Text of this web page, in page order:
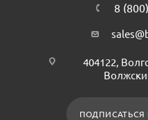
8
404122,
ПОДПИСАТЬСЯ